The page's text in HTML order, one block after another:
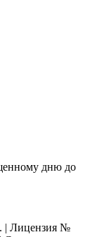
дню до
| Лицензия №